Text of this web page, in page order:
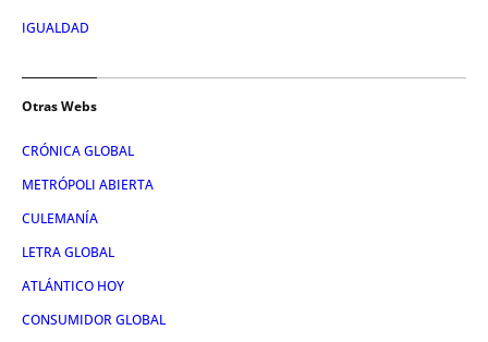
IGUALDAD
Otras Webs
CRÓNICA GLOBAL
METRÓPOLI ABIERTA
CULEMANÍA
LETRA GLOBAL
ATLÁNTICO HOY
CONSUMIDOR GLOBAL